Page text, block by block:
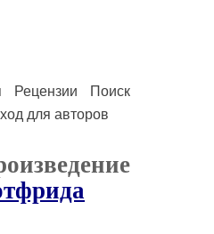
Рецензии
Поиск
для авторов